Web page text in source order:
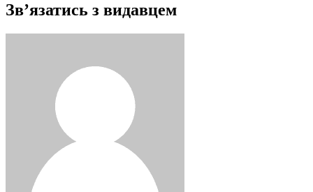
Зв’язатись з видавцем